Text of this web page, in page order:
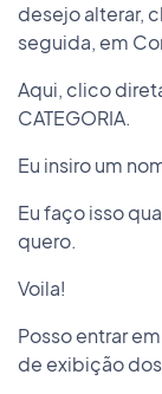
desejo alterar,
seguida, em
Aqui, clico
CATEGORIA.
Eu insiro um
Eu faço isso
quero.
Voila!
Posso entrar
de exibição